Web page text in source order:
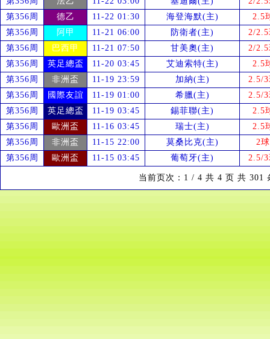
第356周
德乙 11-22 01:30 海登海默(主)
2.5
第356周
阿甲 11-21 06:00 防衛者(主)
2/
第356周
巴西甲 11-21 07:50 甘美奧(主)
2/
第356周
英足總盃 11-20 03:45 艾迪索特(主)
2.5
第356周
非洲盃 11-19 23:59 加納(主)
2.5/
第356周
國際友誼 11-19 01:00 希臘(主)
2.5/
第356周
英足總盃 11-19 03:45 錫菲聯(主)
2.5
第356周
歐洲盃 11-16 03:45 瑞士(主)
2.5
第356周
非洲盃 11-15 22:00 莫桑比克(主)
2球
第356周
歐洲盃 11-15 03:45 葡萄牙(主) 2.5/
当前页次：1 / 4 共 4 页 共